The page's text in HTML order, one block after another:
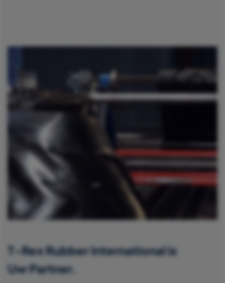
T-Rex Rubber International is
Uw Partner.